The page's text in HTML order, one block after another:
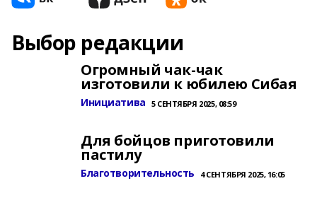
Выбор редакции
Огромный чак-чак
изготовили к юбилею Сибая
Инициатива 5 СЕНТЯБРЯ 2025, 08:59
Для бойцов приготовили
пастилу
Благотворительность 4 СЕНТЯБРЯ 2025, 16:05